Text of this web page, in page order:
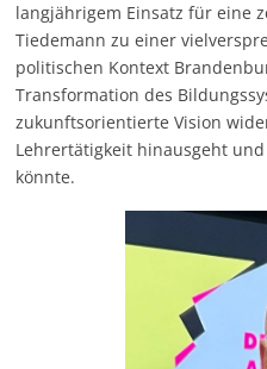
langjährigem Einsatz für eine
Tiedemann zu einer
politischen Kontext
Transformation des
zukunftsorientierte Vision
Lehrertätigkeit hinausgeht
könnte.